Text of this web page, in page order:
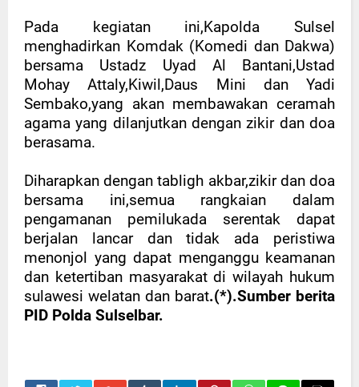
Pada kegiatan ini,Kapolda Sulsel
menghadirkan Komdak (Komedi dan Dakwa)
bersama Ustadz Uyad Al Bantani,Ustad
Mohay Attaly,Kiwil,Daus Mini dan Yadi
Sembako,yang akan membawakan ceramah
agama yang dilanjutkan dengan zikir dan doa
berasama.
Diharapkan dengan tabligh akbar,zikir dan doa
bersama ini,semua rangkaian dalam
pengamanan pemilukada serentak dapat
berjalan lancar dan tidak ada peristiwa
menonjol yang dapat menganggu keamanan
dan ketertiban masyarakat di wilayah hukum
sulawesi welatan dan barat.(*).Sumber berita
PID Polda Sulselbar.